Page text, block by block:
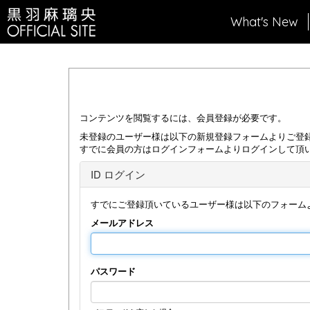
What's New
コンテンツを閲覧するには、会員登録が必要です。
未登録のユーザー様は以下の新規登録フォームよりご登
すでに会員の方はログインフォームよりログインして頂
ID ログイン
すでにご登録頂いているユーザー様は以下のフォーム
メールアドレス
パスワード